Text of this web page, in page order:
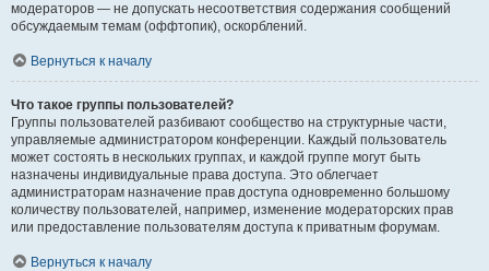
модераторов — не допускать несоответствия содержания сообщений
обсуждаемым темам (оффтопик), оскорблений.
Вернуться к началу
Что такое группы пользователей?
Группы пользователей разбивают сообщество на структурные части,
управляемые администратором конференции. Каждый пользователь
может состоять в нескольких группах, и каждой группе могут быть
назначены индивидуальные права доступа. Это облегчает
администраторам назначение прав доступа одновременно большому
количеству пользователей, например, изменение модераторских прав
или предоставление пользователям доступа к приватным форумам.
Вернуться к началу